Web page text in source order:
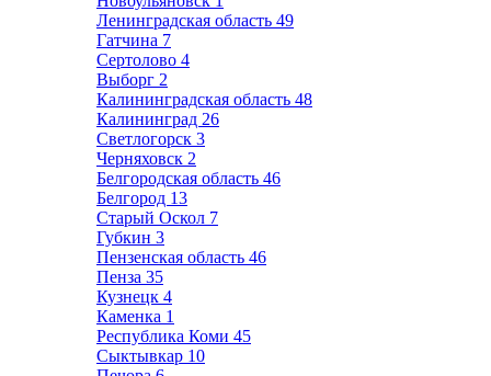
Ленинградская область 49
Гатчина 7
Сертолово 4
Выборг 2
Калининградская область 48
Калининград 26
Светлогорск 3
Черняховск 2
Белгородская область 46
Белгород 13
Старый Оскол 7
Губкин 3
Пензенская область 46
Пенза 35
Кузнецк 4
Каменка 1
Республика Коми 45
Сыктывкар 10